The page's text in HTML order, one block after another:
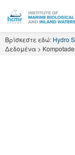
content
Βρίσκεστε εδώ: Hydro
Δεδομένα >